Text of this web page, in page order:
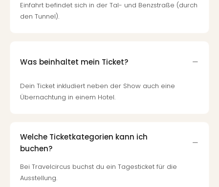
Einfahrt befindet sich in der Tal- und Benzstraße (durch
den Tunnel).
Was beinhaltet mein Ticket?
Dein Ticket inkludiert neben der Show auch eine
Übernachtung in einem Hotel.
Welche Ticketkategorien kann ich
buchen?
Bei Travelcircus buchst du ein Tagesticket für die
Ausstellung.